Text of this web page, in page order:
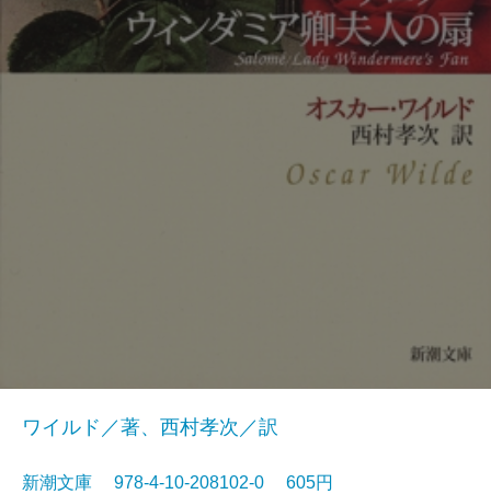
ワイルド／著、西村孝次／訳
新潮文庫 978-4-10-208102-0 605円